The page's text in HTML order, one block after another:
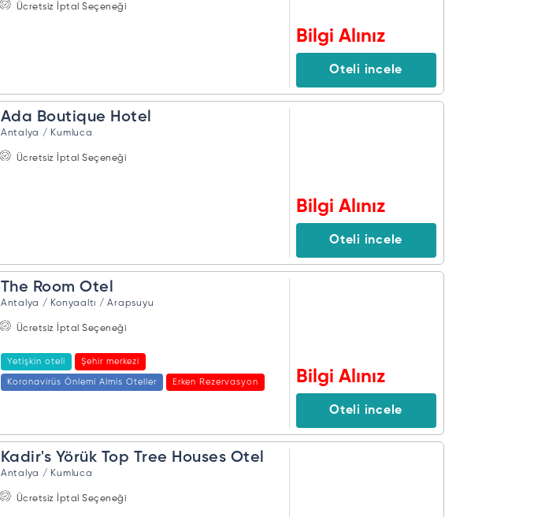
Ücretsiz İptal Seçeneği
Bilgi Alınız
Oteli incele
Ada Boutique Hotel
Antalya / Kumluca
Ücretsiz İptal Seçeneği
Bilgi Alınız
Oteli incele
The Room Otel
Antalya / Konyaaltı / Arapsuyu
Ücretsiz İptal Seçeneği
Yetişkin oteli Şehir merkezi
Koronavirüs Önlemi Almis Oteller Erken Rezervasyon Bilgi Alınız
Oteli incele
Kadir's Yörük Top Tree Houses Otel
Antalya / Kumluca
Ücretsiz İptal Seçeneği